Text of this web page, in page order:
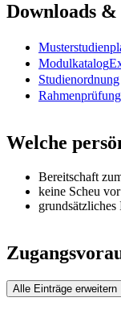
Downloads
Modulkatalog
Studienordnung
Welche
Bereitschaft
keine Scheu
grundsätzliches
Alle Einträge erweitern